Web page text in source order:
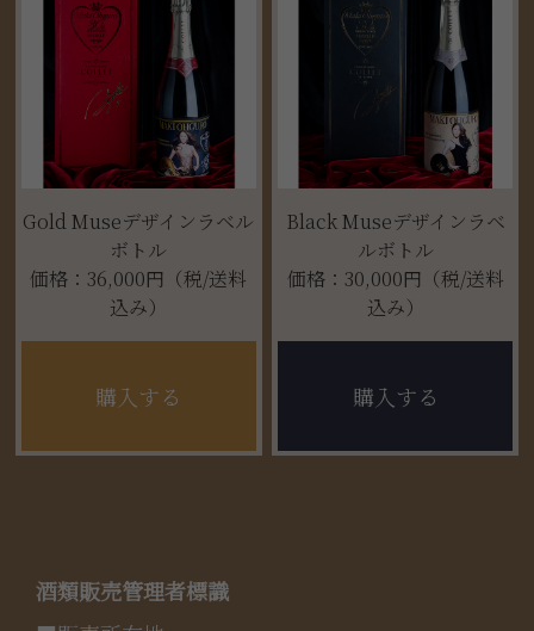
Gold Museデザインラベル
ボトル
価格：36,000円（税/送料
込み）
購入する
Black Museデザインラベ
ルボトル
価格：30,000円（税/送料
込み）
購入する
酒類販売管理者標識